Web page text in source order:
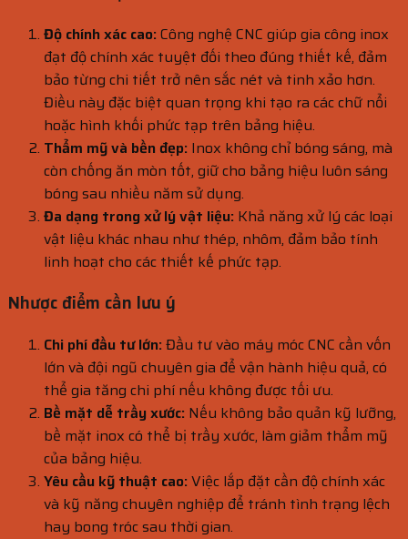
Độ chính xác cao:Công nghệ CNC giúp gia công inox
đạt độ chính xác tuyệt đối theo đúng thiết kế, đảm
bảo từng chi tiết trở nên sắc nét và tinh xảo hơn.
Điều này đặc biệt quan trọng khi tạo ra các chữ nổi
hoặc hình khối phức tạp trên bảng hiệu.
Thẩm mỹ và bền đẹp: Inox không chỉ bóng sáng, mà
còn chống ăn mòn tốt, giữ cho bảng hiệu luôn sáng
bóng sau nhiều năm sử dụng.
Đa dạng trong xử lý vật liệu: Khả năng xử lý các loại
vật liệu khác nhau như thép, nhôm, đảm bảo tính
linh hoạt cho các thiết kế phức tạp.
Nhược điểm cần lưu ý
Chi phí đầu tư lớn:Đầu tư vào máy móc CNC cần vốn
lớn và đội ngũ chuyên gia để vận hành hiệu quả, có
thể gia tăng chi phí nếu không được tối ưu.
Bề mặt dễ trầy xước: Nếu không bảo quản kỹ lưỡng,
bề mặt inox có thể bị trầy xước, làm giảm thẩm mỹ
của bảng hiệu.
Yêu cầu kỹ thuật cao:Việc lắp đặt cần độ chính xác
và kỹ năng chuyên nghiệp để tránh tình trạng lệch
hay bong tróc sau thời gian.